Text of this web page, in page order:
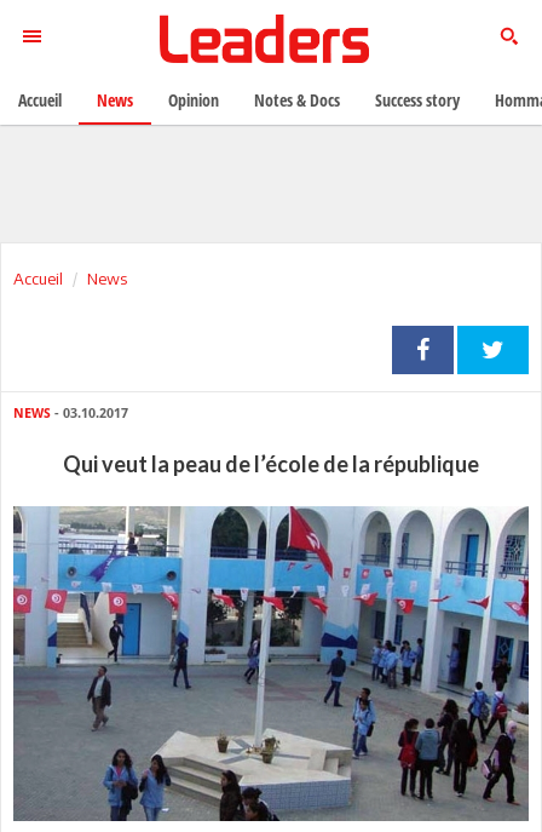
Accueil News
NEWS - 03.10.2017
Qui veut la peau de l’école de la république
Accueil News Opinion Notes & Docs Success story